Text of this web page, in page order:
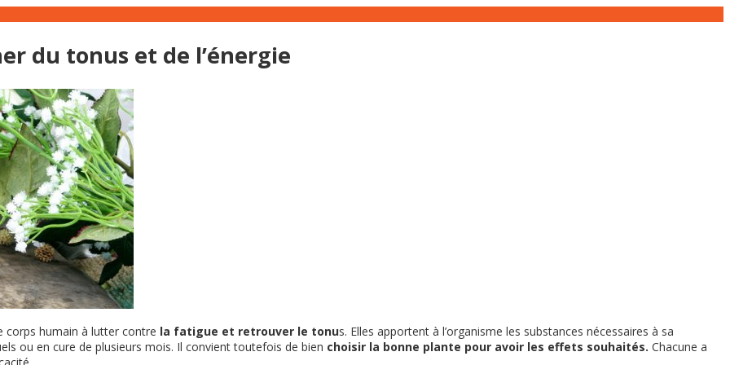
du tonus et de l’énergie
corps humain à lutter contre la fatigue et retrouver le tonus. Elles apportent à l’organisme les substances nécessaires à sa
ou en cure de plusieurs mois. Il convient toutefois de bien choisir la bonne plante pour avoir les effets souhaités. Chacune a